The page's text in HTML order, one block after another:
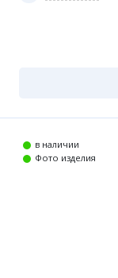
в наличии
Фото изделия